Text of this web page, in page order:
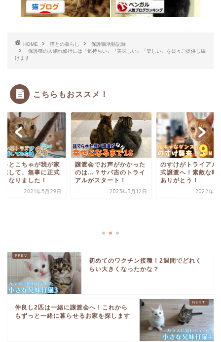
HOME 猫との暮らし
保護猫活動記録
保護猫の人馴れ修行には『気持ちい』『美味しい』『楽しい』を日々ご提供し続
けます
こちらもおススメ！
会でお声がかかった
…？サバ吉のトライ
がスタート！
2023年3月12日
のすけがトライアルと正
式譲渡へ！素敵な時間を
ありがとう！
2022年11月7日
初めてのワクチン接種！2週間でどれく
らい大きくなったかな？
仲良し2匹は一緒に譲渡会へ！これから
もずっと一緒に暮らせるお家を探します